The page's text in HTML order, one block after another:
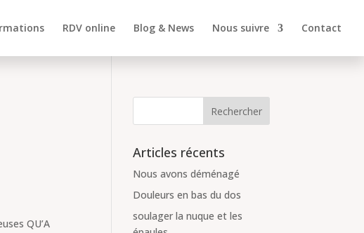
RDV online Blog & News Nous suivre Contact
QU’A
Articles récents
Nous avons déménagé
Douleurs en bas du dos
soulager la nuque et les